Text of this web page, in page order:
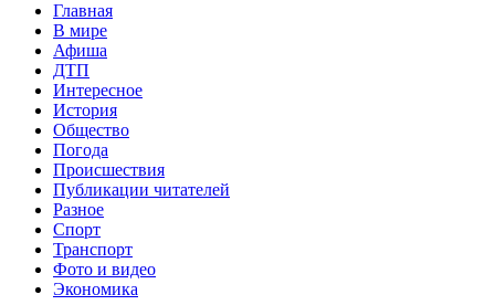
Главная
В мире
Афиша
ДТП
Интересное
История
Общество
Погода
Происшествия
Публикации читателей
Разное
Спорт
Транспорт
Фото и видео
Экономика